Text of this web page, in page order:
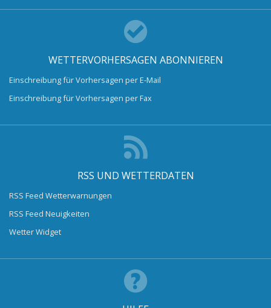
WETTERVORHERSAGEN ABONNIEREN
Einschreibung für Vorhersagen per E-Mail
Einschreibung für Vorhersagen per Fax
RSS UND WETTERDATEN
RSS Feed Wetterwarnungen
RSS Feed Neuigkeiten
Wetter Widget